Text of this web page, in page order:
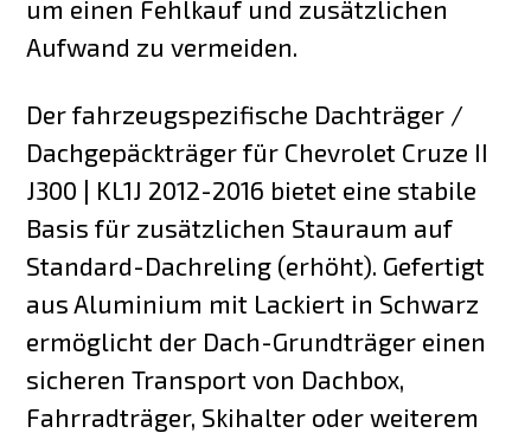
um einen Fehlkauf und zusätzlichen
Aufwand zu vermeiden.
Der fahrzeugspezifische Dachträger /
Dachgepäckträger für Chevrolet Cruze II
J300 | KL1J 2012-2016 bietet eine stabile
Basis für zusätzlichen Stauraum auf
Standard-Dachreling (erhöht). Gefertigt
aus Aluminium mit Lackiert in Schwarz
ermöglicht der Dach-Grundträger einen
sicheren Transport von Dachbox,
Fahrradträger, Skihalter oder weiterem